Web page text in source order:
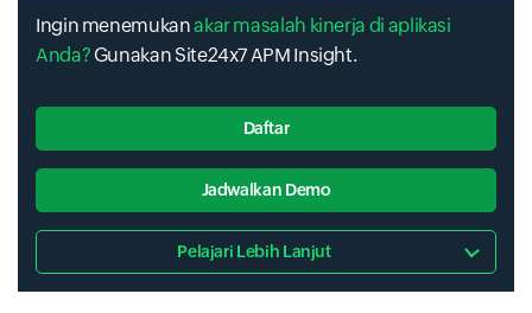
Ingin menemukanakar masalah kinerja di aplikasi
Anda? Gunakan Site24x7 APM Insight.
Daftar
Jadwalkan Demo
Pelajari Lebih Lanjut